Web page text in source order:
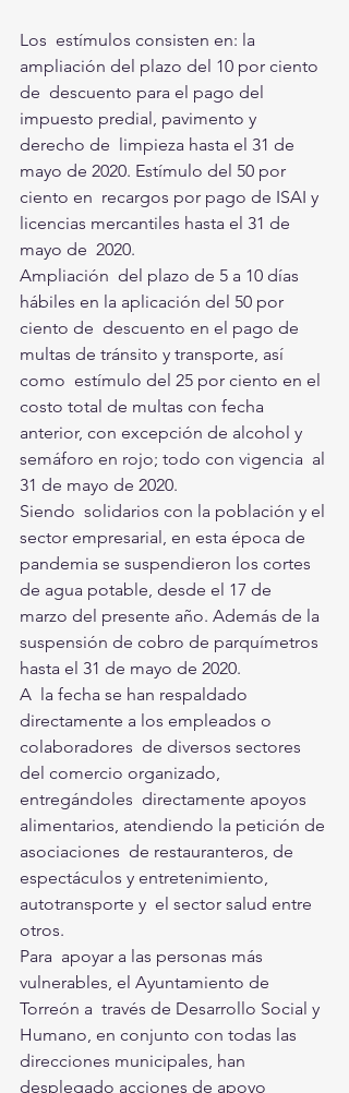
Los  estímulos consisten en: la
ampliación del plazo del 10 por ciento
de  descuento para el pago del
impuesto predial, pavimento y
derecho de  limpieza hasta el 31 de
mayo de 2020. Estímulo del 50 por
ciento en  recargos por pago de ISAI y
licencias mercantiles hasta el 31 de
mayo de  2020.
Ampliación  del plazo de 5 a 10 días
hábiles en la aplicación del 50 por
ciento de  descuento en el pago de
multas de tránsito y transporte, así
como  estímulo del 25 por ciento en el
costo total de multas con fecha
anterior, con excepción de alcohol y
semáforo en rojo; todo con vigencia  al
31 de mayo de 2020.
Siendo  solidarios con la población y el
sector empresarial, en esta época de
pandemia se suspendieron los cortes
de agua potable, desde el 17 de
marzo del presente año. Además de la
suspensión de cobro de parquímetros
hasta el 31 de mayo de 2020.
A  la fecha se han respaldado
directamente a los empleados o
colaboradores  de diversos sectores
del comercio organizado,
entregándoles  directamente apoyos
alimentarios, atendiendo la petición de
asociaciones  de restauranteros, de
espectáculos y entretenimiento,
autotransporte y  el sector salud entre
otros.
Para  apoyar a las personas más
vulnerables, el Ayuntamiento de
Torreón a  través de Desarrollo Social y
Humano, en conjunto con todas las
direcciones municipales, han
desplegado acciones de apoyo